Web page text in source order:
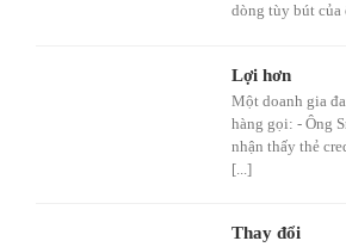
dòng tùy bút
Lợi hơn
Một doanh gia
hàng gọi: - Ông
nhận thấy thẻ
[...]
Thay đổi